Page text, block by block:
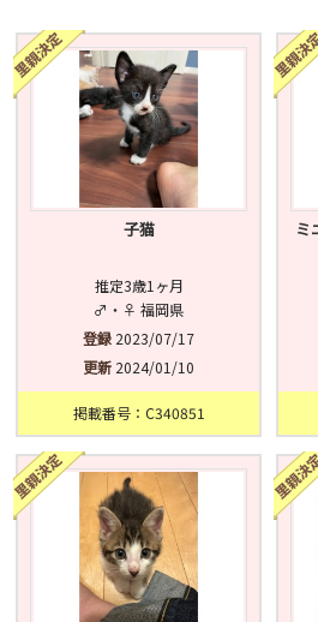
済 未 不明
子猫
推定3歳1ヶ月
♂・♀ 福岡県
登録 2023/07/17
更新 2024/01/10
掲載番号：C340851